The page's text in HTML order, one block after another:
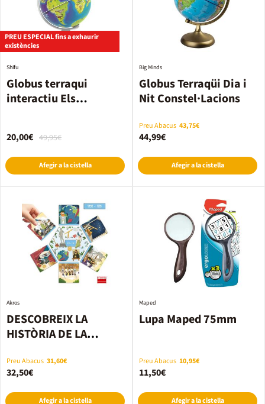
PREU ESPECIAL fins a exhaurir
existències
Globus terraqui
interactiu Els
Shifu
49,95€
20,00€
Afegir a la cistella
Globus Terraqüi Dia i
Nit Constel·Lacions
Big Minds
Preu Abacus 43,75€
44,99€
Afegir a la cistella
DESCOBREIX LA
HISTÒRIA DE LA
Akros
Preu Abacus 31,60€
32,50€
Afegir a la cistella
Lupa Maped 75mm
Maped
Preu Abacus 10,95€
11,50€
Afegir a la cistella